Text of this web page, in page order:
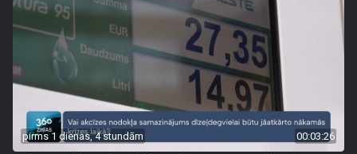
pirms 1 dienas, 4 stundām 00:03:26